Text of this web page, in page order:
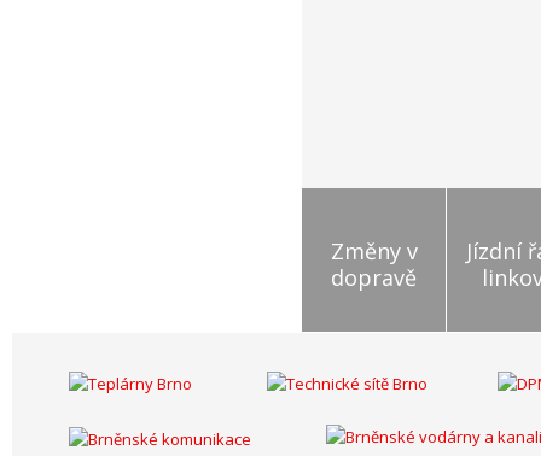
Změny v
dopravě
Jízdní